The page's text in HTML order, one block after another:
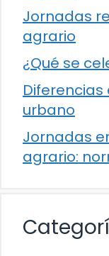
Jornadas
agrario
¿Qué se
urbano
Jornadas
agrario: